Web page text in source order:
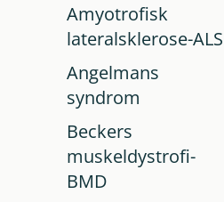
Amyotrofisk
lateralsklerose-ALS
Angelmans
syndrom
Beckers
muskeldystrofi-
BMD